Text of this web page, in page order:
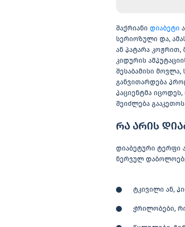
შაქრიანი დიაბეტი
სერიოზული და,
ან პატარა კოჟრით,
კიდურის
შესაბამისი მოვლა,
განვითარდება
პაციენტმა
შეიძლება
რა არის
დიაბეტური ტერფი
ნერვულ
ტკივილი ან,
ჭრილობები,